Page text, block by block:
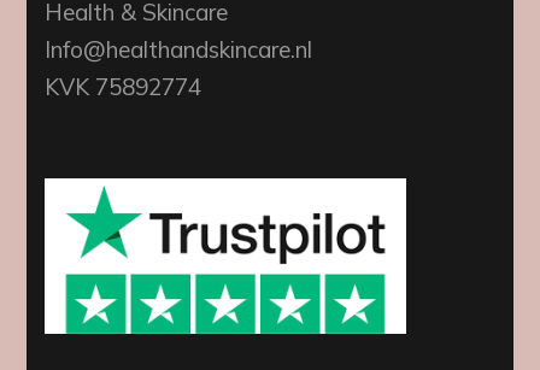
Health & Skincare
Info@healthandskincare.nl
KVK 75892774